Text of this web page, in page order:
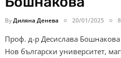
ByДиляна Денева 20/01/2025
Проф. д-р Десислава
Нов български университет,